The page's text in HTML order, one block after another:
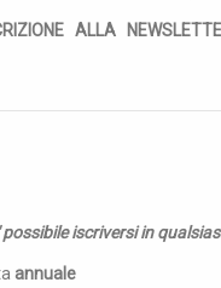
ALLA
iscriversi in
annuale